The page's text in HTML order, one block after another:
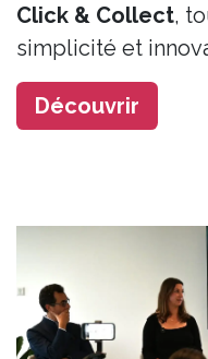
Click & Collect,
simplicité et
Décou​​​​vrir